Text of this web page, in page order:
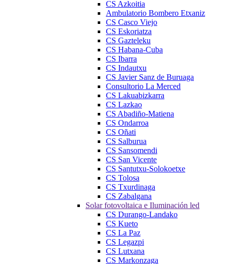
CS Azkoitia
Ambulatorio Bombero Etxaniz
CS Casco Viejo
CS Eskoriatza
CS Gazteleku
CS Habana-Cuba
CS Ibarra
CS Indautxu
CS Javier Sanz de Buruaga
Consultorio La Merced
CS Lakuabizkarra
CS Lazkao
CS Abadiño-Matiena
CS Ondarroa
CS Oñati
CS Salburua
CS Sansomendi
CS San Vicente
CS Santutxu-Solokoetxe
CS Tolosa
CS Txurdinaga
CS Zabalgana
Solar fotovoltaica e Iluminación led
CS Durango-Landako
CS Kueto
CS La Paz
CS Legazpi
CS Lutxana
CS Markonzaga